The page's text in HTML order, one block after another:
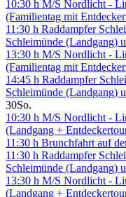
10:30 h M/S Nordlicht -
(Familientag mit
11:30 h Raddampfer
Schleimünde (Landgang)
13:30 h M/S Nordlicht -
(Familientag mit
14:45 h Raddampfer
Schleimünde (Landgang)
30So.
10:30 h M/S Nordlicht -
(Landgang +
11:30 h Brunchfahrt auf
11:30 h Raddampfer
Schleimünde (Landgang)
13:30 h M/S Nordlicht -
(Landgang +